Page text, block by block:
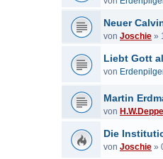
Neuer
von Joschie »
Liebt Gott
von
Martin
von H.W.Deppe
Die
von Joschie »